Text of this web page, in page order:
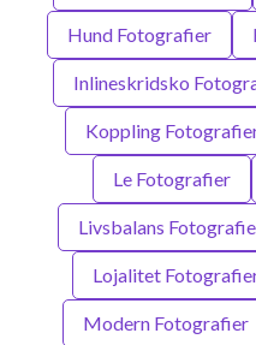
Hund Fotografier
Inlineskridsko
Koppling
Le Fotografier
Livsbalans
Lojalitet
Modern Fotografier